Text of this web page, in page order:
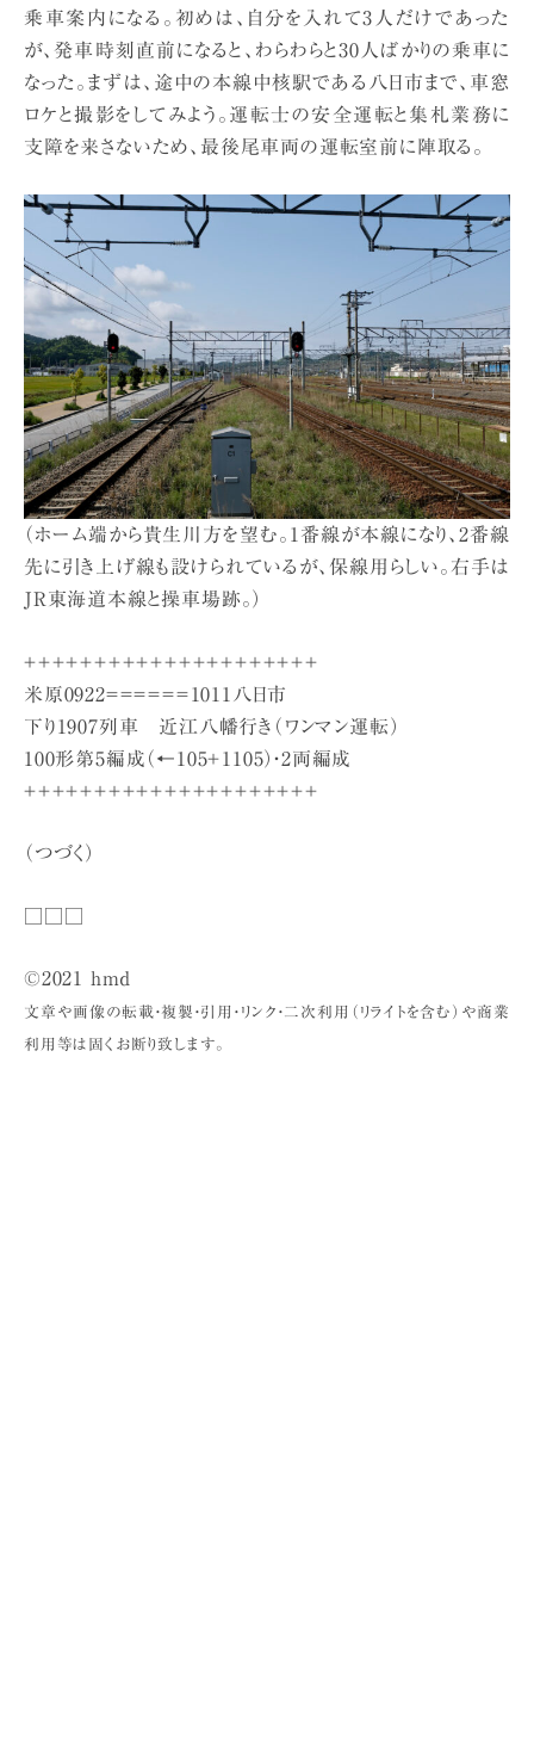
乗車案内になる。初めは、自分を入れて3人だけであった
が、発車時刻直前になると、わらわらと30人ばかりの乗車に
なった。まずは、途中の本線中核駅である八日市まで、車窓
ロケと撮影をしてみよう。運転士の安全運転と集札業務に
支障を来さないため、最後尾車両の運転室前に陣取る。
（ホーム端から貴生川方を望む。1番線が本線になり、2番線
先に引き上げ線も設けられているが、保線用らしい。右手は
JR東海道本線と操車場跡。）
＋＋＋＋＋＋＋＋＋＋＋＋＋＋＋＋＋＋＋＋＋
米原0922＝＝＝＝＝＝1011八日市
下り1907列車 近江八幡行き（ワンマン運転）
100形第5編成（←105＋1105）・2両編成
＋＋＋＋＋＋＋＋＋＋＋＋＋＋＋＋＋＋＋＋＋
（つづく）
©2021 hmd
文章や画像の転載・複製・引用・リンク・二次利用（リライトを含む）や商業
利用等は固くお断り致します。